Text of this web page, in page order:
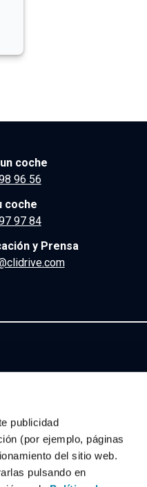
publicidad
(por ejemplo, páginas
del sitio web.
pulsando en
coche
96 56
coche
97 84
y Prensa
Qashqai Eléctrico de